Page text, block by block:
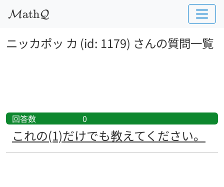
MathQ
ニッカポッ カ (id: 1179) さんの質問一覧
回答数 0
これの(1)だけでも教えてください。